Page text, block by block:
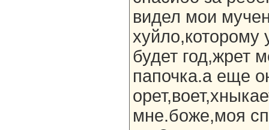
видел мои
хуйло,которому
будет год,жрет
папочка.а еще
мне.боже,моя